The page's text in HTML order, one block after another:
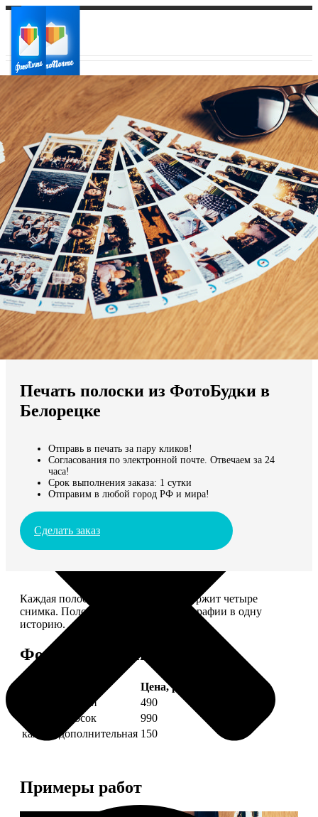
Ваш город:
Ваш регион доставки
Выберите из списка:
Мы доставляем по всему миру
Продолжить без города
Печать полоски из ФотоБудки в
Белорецке
Отправь в печать за пару кликов!
Согласования по электронной почте. Отвечаем за 24
часа!
Срок выполнения заказа: 1 сутки
Отправим в любой город РФ и мира!
Сделать заказ
Каждая полоска размером 5*20 содержит четыре
снимка. Полоски объединяют фотографии в одну
историю.
Форматы и цены
Цена, руб.
4 фото полоски
490
8 фото полосок
990
каждая дополнительная 150
Примеры работ